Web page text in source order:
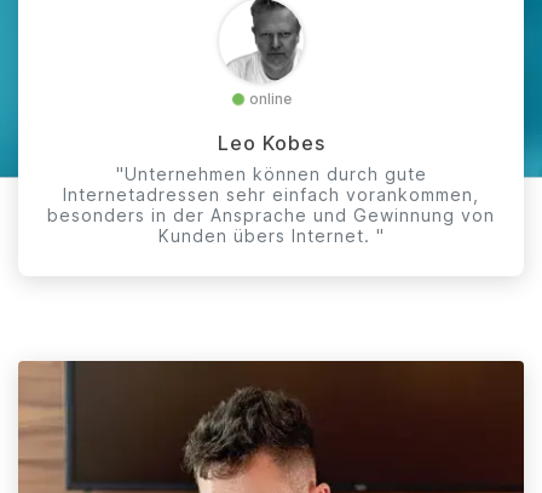
online
Leo Kobes
"Unternehmen können durch gute
Internetadressen sehr einfach vorankommen,
besonders in der Ansprache und Gewinnung von
Kunden übers Internet. "